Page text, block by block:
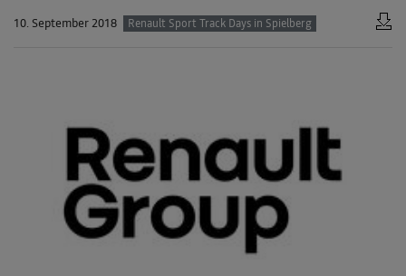
10. September 2018 Renault Sport Track Days in Spielberg